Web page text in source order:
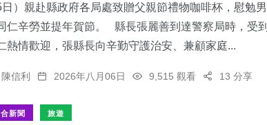
日）親赴縣政府各局處致贈父親節禮物咖啡杯，慰勉男
仁辛勞並提年賀節。 縣長張麗善到達警察局時，受到
熱情歡迎，張縣長向辛勤守護治安、兼顧家庭...
陳信利 2026年八月06日 9,515 觀看 13 分享
新聞 旅遊